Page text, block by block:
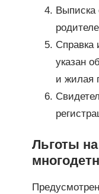
Выписка
Справка
указан
и жилая
Льготы